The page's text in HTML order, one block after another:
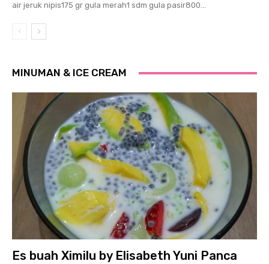
air jeruk nipis175 gr gula merah1 sdm gula pasir800...
MINUMAN & ICE CREAM
Es buah Ximilu by Elisabeth Yuni Panca